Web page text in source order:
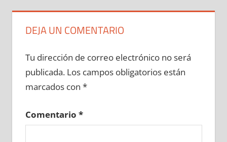
DEJA UN COMENTARIO
Tu dirección de correo electrónico no será
publicada. Los campos obligatorios están
marcados con *
Comentario *